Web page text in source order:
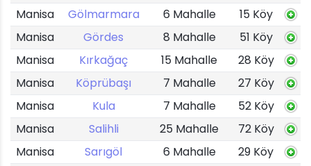
Manisa
Gölmarmara 6 Mahalle
15 Köy
Manisa
Gördes 8 Mahalle
51 Köy
Manisa
Kırkağaç 15 Mahalle
28 Köy
Manisa
Köprübaşı 7 Mahalle
27 Köy
Manisa
Kula 7 Mahalle
52 Köy
Manisa
Salihli 25 Mahalle
72 Köy
Manisa
Sarıgöl 6 Mahalle
29 Köy